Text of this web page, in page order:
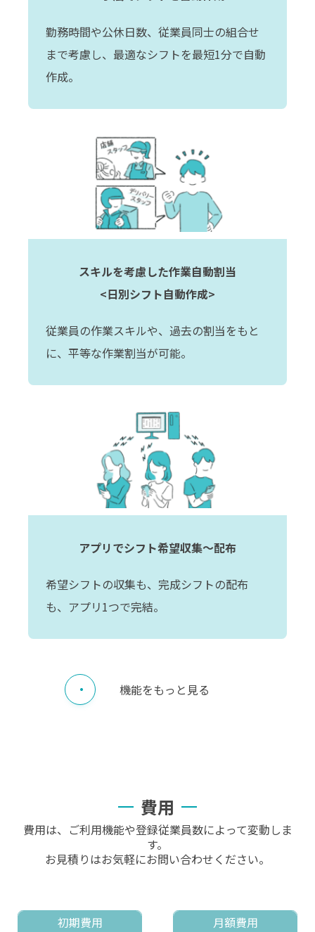
勤務時間や公休日数、従業員同士の組合せ
まで考慮し、最適なシフトを最短1分で自動
作成。
スキルを考慮した作業自動割当
<日別シフト自動作成>
従業員の作業スキルや、過去の割当をもと
に、平等な作業割当が可能。
アプリでシフト希望収集～配布
希望シフトの収集も、完成シフトの配布
も、アプリ1つで完結。
機能をもっと見る
費用
費用は、ご利用機能や登録従業員数によって変動しま
す。
お見積りはお気軽にお問い合わせください。
初期費用
月額費用